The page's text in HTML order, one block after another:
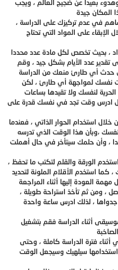
بعيدا عن ضجيج العالم ، ويجب
في عدم تركيزك على الدراسة ،
على المواد التي تحتاج
، بحيث تخصص لكل مادة عدد محددا
تقدير عدد الأيام بشكل جيد ، وقم
حدث أي طارئ منعك من الدراسة
نفسك لمواجهة أي طارئ ، لكن
لنفسك ولا تقيدها بساعات
، بل ادرس وقت تجد في نفسك قدرة على
استخدام الحوار الذاتي ، فعندما
،وبأن هذا الوقت الذي تدرسه
، وأن حلمك سيتأخر في حال أهملت
الورقة والقلم لتكتب ما تحفظ ،
استخدم الأقلام الملونة لتحديد
، ومن ثم تأخذ استراحة طويلة ،
، لذلك ادرس ساعة واحدة
أثناء الدراسة فقم بتشغيل
فترة الدراسة كاملة ، وحتى
استخدامها سيلهيك وسيجعل الوقت